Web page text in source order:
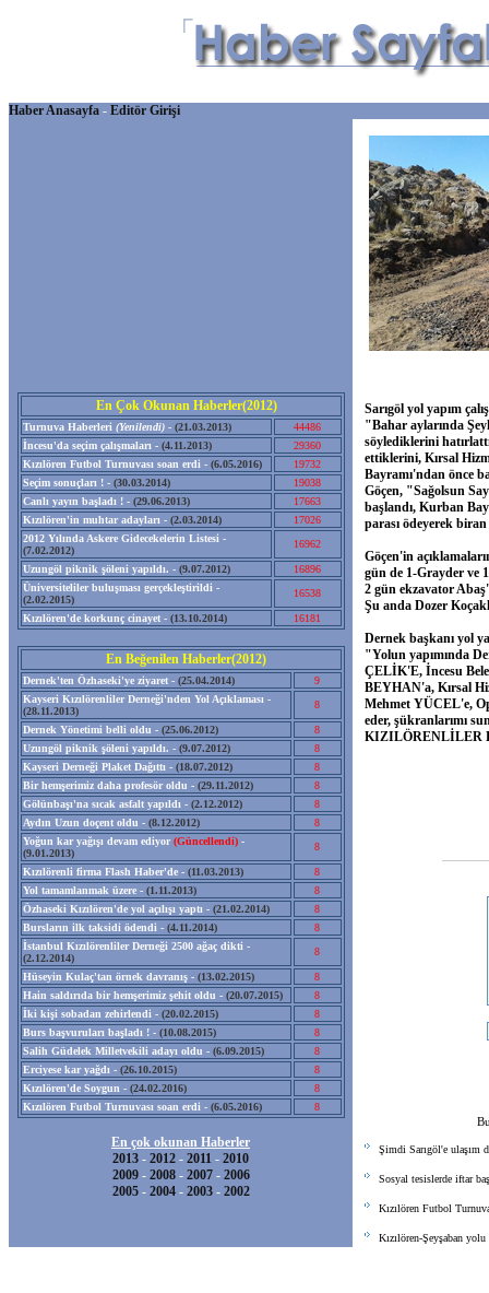
Haber Anasayfa - Editör Girişi
En Çok Okunan Haberler(2012)
Turnuva Haberleri (Yenilendi)- (21.03.2013)
44486
İncesu'da seçim çalışmaları - (4.11.2013)
29360
Kızılören Futbol Turnuvası soan erdi - (6.05.2016)
19732
Seçim sonuçları ! - (30.03.2014)
19038
Canlı yayın başladı ! - (29.06.2013)
17663
Kızılören'in muhtar adayları - (2.03.2014)
17026
2012 Yılında Askere Gidecekelerin Listesi -
(7.02.2012)
16962
Uzungöl piknik şöleni yapıldı. - (9.07.2012)
16896
Üniversiteliler buluşması gerçekleştirildi -
(2.02.2015)
16538
Kızılören'de korkunç cinayet - (13.10.2014) 16181
En Beğenilen Haberler(2012)
Dernek'ten Özhaseki'ye ziyaret - (25.04.2014)
9
Kayseri Kızılörenliler Derneği'nden Yol Açıklaması -
(28.11.2013)
8
Dernek Yönetimi belli oldu - (25.06.2012)
8
Uzungöl piknik şöleni yapıldı. - (9.07.2012)
8
Kayseri Derneği Plaket Dağıttı - (18.07.2012)
8
Bir hemşerimiz daha profesör oldu - (29.11.2012)
8
Gölünbaşı'na sıcak asfalt yapıldı - (2.12.2012)
8
Aydın Uzun doçent oldu - (8.12.2012)
8
Yoğun kar yağışı devam ediyor(Güncellendi)-
(9.01.2013)
8
Kızılörenli firma Flash Haber'de - (11.03.2013)
8
Yol tamamlanmak üzere - (1.11.2013)
8
Özhaseki Kızılören'de yol açılışı yaptı - (21.02.2014)
8
Bursların ilk taksidi ödendi - (4.11.2014)
8
İstanbul Kızılörenliler Derneği 2500 ağaç dikti -
(2.12.2014)
8
Hüseyin Kulaç'tan örnek davranış - (13.02.2015)
8
Hain saldırıda bir hemşerimiz şehit oldu - (20.07.2015)
8
İki kişi sobadan zehirlendi - (20.02.2015)
8
Burs başvuruları başladı ! - (10.08.2015)
8
Salih Güdelek Milletvekili adayı oldu - (6.09.2015)
8
Erciyese kar yağdı - (26.10.2015)
8
Kızılören'de Soygun - (24.02.2016)
8
Kızılören Futbol Turnuvası soan erdi - (6.05.2016) 8
En çok okunan Haberler
2013 - 2012 - 2011 - 2010
2009- 2008- 2007- 2006
2005- 2004- 2003- 2002
Sarıgöl yol yapım
"Bahar aylarında
söylediklerini
ettiklerini, Kırsal
Bayramı'ndan önce
Göçen, "Sağolsun
başlandı, Kurban
parası ödeyerek
Göçen'in
gün de 1-Grayder ve
2 gün ekzavator
Şu anda Dozer
Dernek başkanı yol
"Yolun yapımında
ÇELİK'E, İncesu
BEYHAN'a, Kırsal
Mehmet YÜCEL'e,
eder, şükranlarımı
KIZILÖRENLİLER
Şimdi Sarıgöl'e ulaşım
Sosyal tesislerde iftar
Kızılören Futbol
Kızılören-Şeyşaban yolu